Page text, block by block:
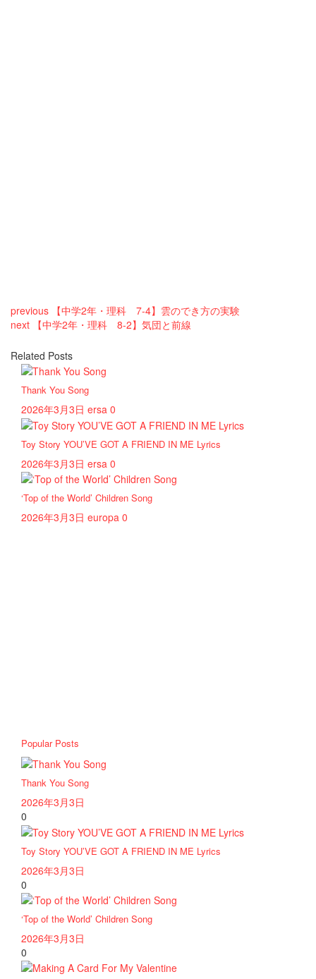
previous 【中学2年・理科 7-4】雲のでき方の実験
next 【中学2年・理科 8-2】気団と前線
Related Posts
Thank You Song
2026年3月3日 ersa 0
Toy Story YOU’VE GOT A FRIEND IN ME Lyrics
2026年3月3日 ersa 0
‘Top of the World’ Children Song
2026年3月3日 europa 0
Popular Posts
Thank You Song
2026年3月3日
0
Toy Story YOU’VE GOT A FRIEND IN ME Lyrics
2026年3月3日
0
‘Top of the World’ Children Song
2026年3月3日
0